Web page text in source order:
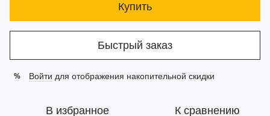
Купить
Быстрый заказ
% Войти для отображения накопительной скидки
В избранное К сравнению